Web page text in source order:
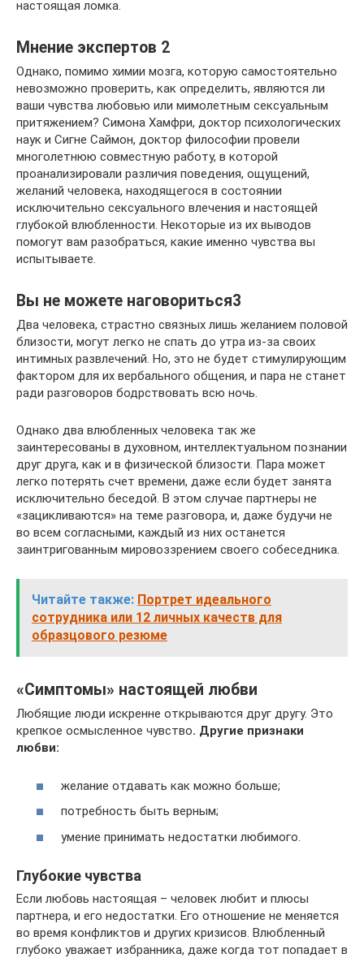
настоящая ломка.
Мнение экспертов 2
Однако, помимо химии мозга, которую самостоятельно
невозможно проверить, как определить, являются ли
ваши чувства любовью или мимолетным сексуальным
притяжением? Симона Хамфри, доктор психологических
наук и Сигне Саймон, доктор философии провели
многолетнюю совместную работу, в которой
проанализировали различия поведения, ощущений,
желаний человека, находящегося в состоянии
исключительно сексуального влечения и настоящей
глубокой влюбленности. Некоторые из их выводов
помогут вам разобраться, какие именно чувства вы
испытываете.
Вы не можете наговориться3
Два человека, страстно связных лишь желанием половой
близости, могут легко не спать до утра из-за своих
интимных развлечений. Но, это не будет стимулирующим
фактором для их вербального общения, и пара не станет
ради разговоров бодрствовать всю ночь.
Однако два влюбленных человека так же
заинтересованы в духовном, интеллектуальном познании
друг друга, как и в физической близости. Пара может
легко потерять счет времени, даже если будет занята
исключительно беседой. В этом случае партнеры не
«зацикливаются» на теме разговора, и, даже будучи не
во всем согласными, каждый из них останется
заинтригованным мировоззрением своего собеседника.
Читайте также: Портрет идеального
сотрудника или 12 личных качеств для
образцового резюме
«Симптомы» настоящей любви
Любящие люди искренне открываются друг другу. Это
крепкое осмысленное чувство. Другие признаки
любви:
желание отдавать как можно больше;
потребность быть верным;
умение принимать недостатки любимого.
Глубокие чувства
Если любовь настоящая – человек любит и плюсы
партнера, и его недостатки. Его отношение не меняется
во время конфликтов и других кризисов. Влюбленный
глубоко уважает избранника, даже когда тот попадает в